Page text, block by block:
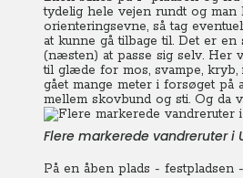
tydelig hele vejen rundt og
orienteringsevne, så tag
at kunne gå tilbage til. Det er
(næsten) at passe sig selv.
til glæde for mos, svampe,
gået mange meter i forsøget på
mellem skovbund og sti. Og
Flere markerede vandreruter i
På en åben plads - festpladsen